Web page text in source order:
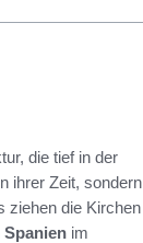
die tief in der
ihrer Zeit, sondern
ziehen die Kirchen
im